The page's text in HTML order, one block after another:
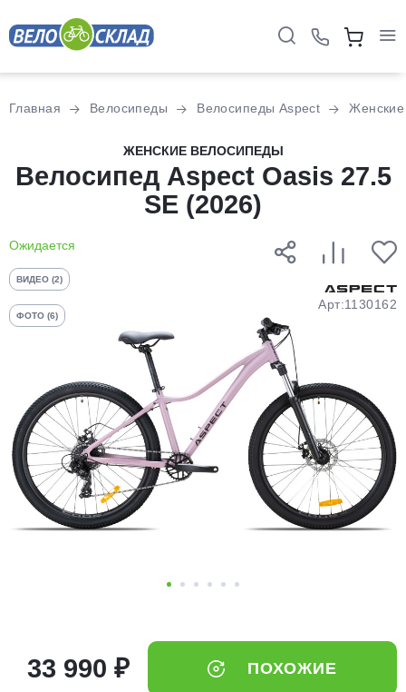
Главная Велосипеды Велосипеды Aspect Женские
ЖЕНСКИЕ ВЕЛОСИПЕДЫ
Велосипед Aspect Oasis 27.5
SE (2026)
Ожидается
ВИДЕО (2)
ФОТО (6)
Арт:1130162
33 990 ₽ ПОХОЖИЕ
Разбейте
оплатуна части
без переплат
График платежей
Добавляйте товары
в корзину
Оплачивайте сегодня только
Оставшиеся
% будут